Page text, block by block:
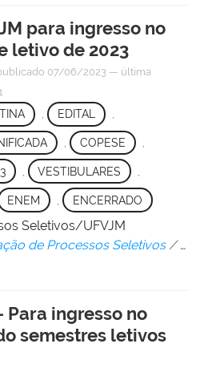
para ingresso no
letivo de 2023
07/06/2023 — última
, EDITAL ,
COPESE
VESTIBULARES
ENEM , ENCERRADO
Seletivos/UFVJM
de Processos Seletivos /…
Para ingresso no
semestres letivos